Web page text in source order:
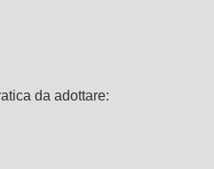
da adottare: